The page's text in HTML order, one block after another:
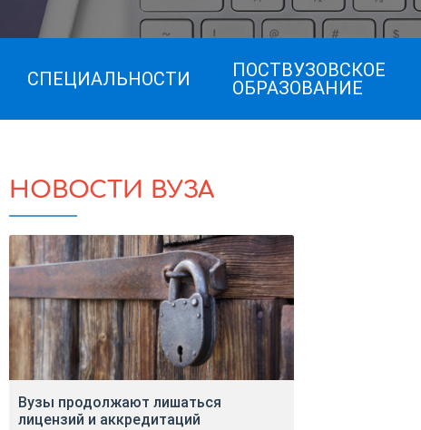
СПЕЦИАЛЬНОСТИ
ПОСТВУЗОВСКОЕ
ОБРАЗОВАНИЕ
НОВОСТИ ВУЗА
Вузы продолжают лишаться
лицензий и аккредитаций